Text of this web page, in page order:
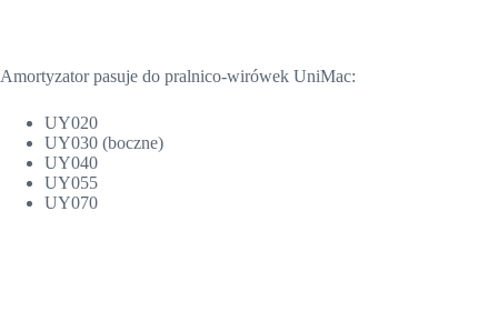
Amortyzator pasuje do pralnico-wirówek UniMac:
UY020
UY030 (boczne)
UY040
UY055
UY070